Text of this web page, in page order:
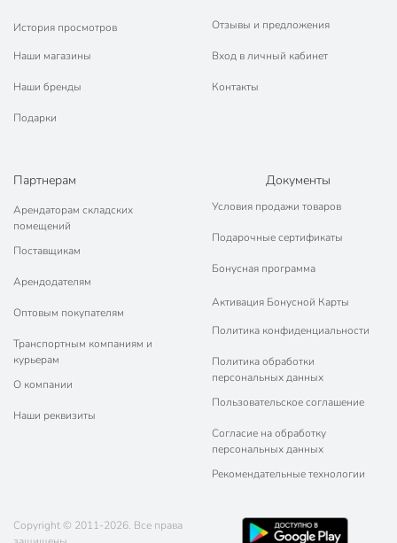
История просмотров
Наши магазины
Наши бренды
Подарки
Отзывы и предложения
Вход в личный кабинет
Контакты
Партнерам
Арендаторам складских
помещений
Поставщикам
Арендодателям
Оптовым покупателям
Транспортным компаниям и
курьерам
О компании
Наши реквизиты
Документы
Условия продажи товаров
Подарочные сертификаты
Бонусная программа
Активация Бонусной Карты
Политика конфиденциальности
Политика обработки
персональных данных
Пользовательское соглашение
Согласие на обработку
персональных данных
Рекомендательные технологии
Copyright © 2011-2026. Все права